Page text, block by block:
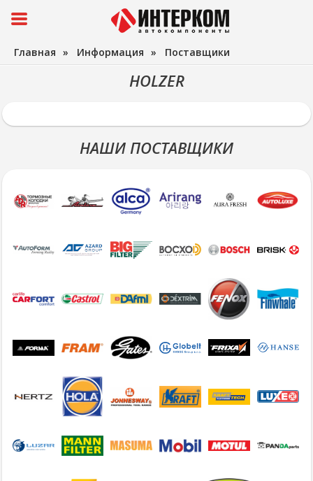
Главная » Информация » Поставщики
HOLZER
НАШИ ПОСТАВЩИКИ